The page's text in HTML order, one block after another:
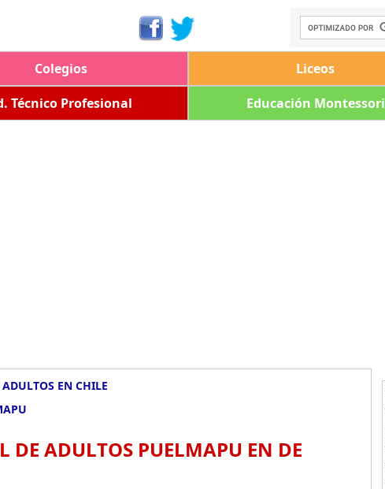
Colegios Liceos
Técnico Profesional Educación Montessori
EN CHILE
DE ADULTOS PUELMAPU EN DE